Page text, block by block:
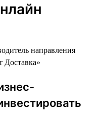
направления
Доставка»